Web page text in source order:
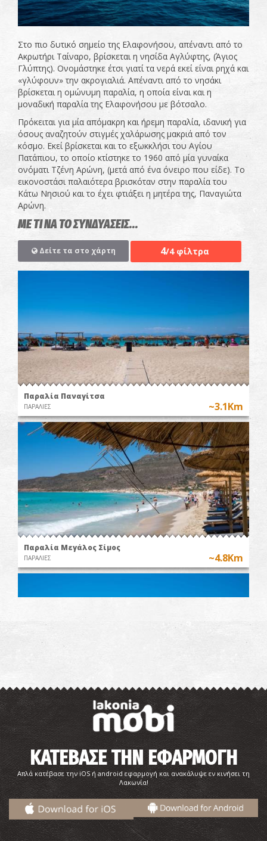
Στο πιο δυτικό σημείο της Ελαφονήσου, απέναντι από το
Ακρωτήρι Ταίναρο, βρίσκεται η νησίδα Αγλύφτης, (Άγιος
Γλύπτης). Ονομάστηκε έτσι γιατί τα νερά εκεί είναι ρηχά και
«γλύφουν» την ακρογιαλιά. Απέναντι από το νησάκι
βρίσκεται η ομώνυμη παραλία, η οποία είναι και η
μοναδική παραλία της Ελαφονήσου με βότσαλο.
Πρόκειται για μία απόμακρη και ήρεμη παραλία, ιδανική για
όσους αναζητούν στιγμές χαλάρωσης μακριά από τον
κόσμο. Εκεί βρίσκεται και το εξωκκλήσι του Αγίου
Πατάπιου, το οποίο κτίστηκε το 1960 από μία γυναίκα
ονόματι Τζένη Αρώνη, (μετά από ένα όνειρο που είδε). Το
εικονοστάσι παλαιότερα βρισκόταν στην παραλία του
Κάτω Νησιού και το έχει φτιάξει η μητέρα της, Παναγιώτα
Αρώνη.
ΜΕ ΤΙ ΝΑ ΤΟ ΣΥΝΔΥΑΣΕΙΣ...
Δείτε τα στο χάρτη 4/4 φίλτρα
Παραλία Παναγίτσα
ΠΑΡΑΛΙΕΣ ~3.1Km
Παραλία Μεγάλος Σίμος
ΠΑΡΑΛΙΕΣ ~4.8Km
Παραλία Μικρός Σίμος
ΠΑΡΑΛΙΕΣ ~5.1Km
ΚΑΤΕΒΑΣΕ ΤΗΝ ΕΦΑΡΜΟΓΗ
Απλά κατέβασε την iOS ή android εφαρμογή και ανακάλυψε εν κινήσει τη
Λακωνία!